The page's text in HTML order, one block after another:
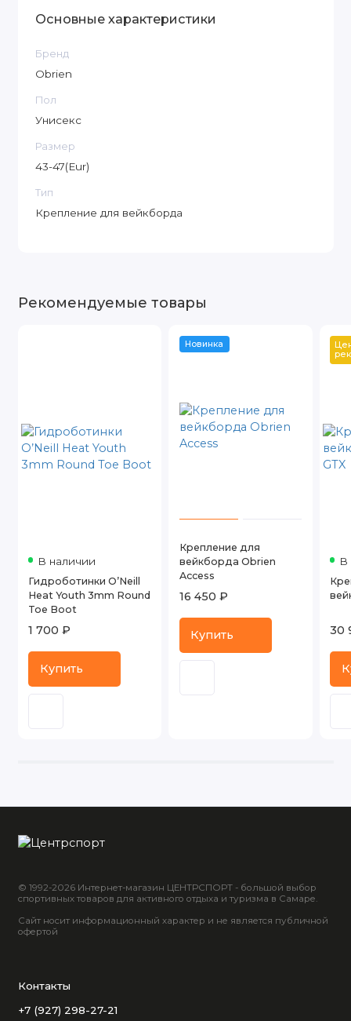
Основные характеристики
Бренд
Obrien
Пол
Унисекс
Размер
43-47(Eur)
Тип
Крепление для вейкборда
Рекомендуемые товары
В наличии
Гидроботинки O’Neill
Heat Youth 3mm Round
Toe Boot
1 700 ₽
Купить
Новинка
Крепление для
вейкборда Obrien
Access
16 450 ₽
Купить
В
30
© 1992-2026 Интернет-магазин ЦЕНТРСПОРТ - большой выбор
спортивных товаров для активного отдыха и туризма в Самаре.
Сайт носит информационный характер и не является публичной
офертой
Контакты
+7 (927) 298-27-21